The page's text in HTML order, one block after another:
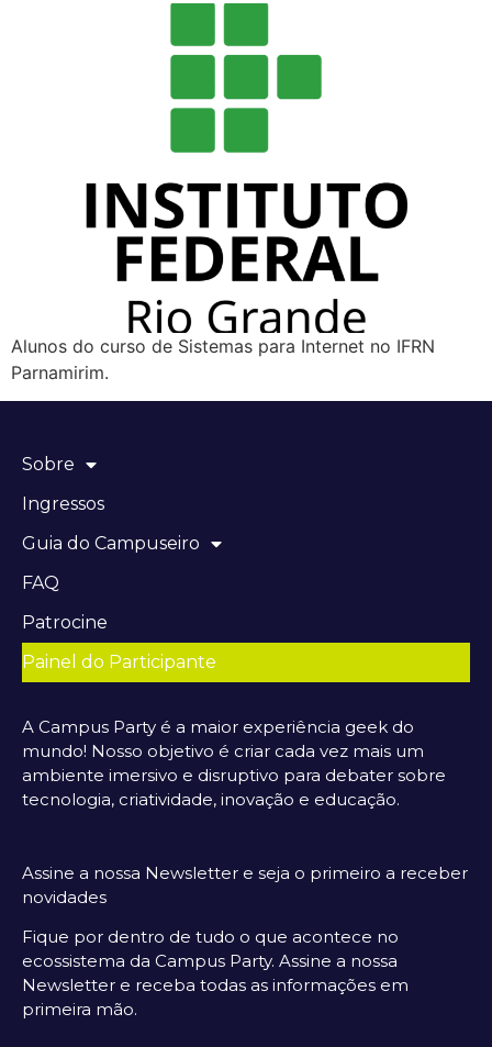
Alunos do curso de Sistemas para Internet no IFRN
Parnamirim.
Sobre
Ingressos
Guia do Campuseiro
FAQ
Patrocine
Painel do Participante
A Campus Party é a maior experiência geek do
mundo! Nosso objetivo é criar cada vez mais um
ambiente imersivo e disruptivo para debater sobre
tecnologia, criatividade, inovação e educação.
Assine a nossa Newsletter e seja o primeiro a receber
novidades
Fique por dentro de tudo o que acontece no
ecossistema da Campus Party. Assine a nossa
Newsletter e receba todas as informações em
primeira mão.